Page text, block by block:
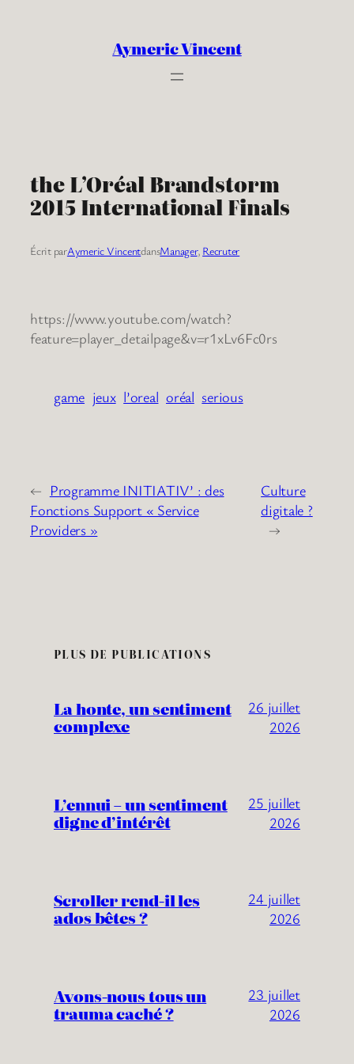
Aymeric Vincent
the L’Oréal Brandstorm
2015 International Finals
Écrit parAymeric VincentdansManager, Recruter
https://www.youtube.com/watch?
feature=player_detailpage&v=r1xLv6Fc0rs
game jeux l’oreal oréal serious
← Programme INITIATIV’ : des
Fonctions Support « Service
Providers »
Culture
digitale ?
→
PLUS DE PUBLICATIONS
La honte, un sentiment
complexe
26 juillet
2026
L’ennui – un sentiment
digne d’intérêt
25 juillet
2026
Scroller rend-il les
ados bêtes ?
24 juillet
2026
Avons-nous tous un
trauma caché ?
23 juillet
2026